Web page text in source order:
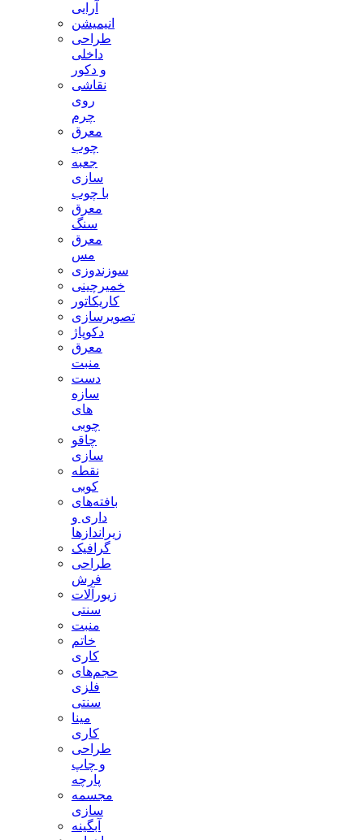
آرایی
انیمیشن
طراحی
داخلی
و دکور
نقاشی
روی
چرم
معرق
چوب
جعبه
سازی
با چوب
معرق
سنگ
معرق
مس
سوزندوزی
خمیرچینی
کاریکاتور
تصویرسازی
دکوپاژ
معرق
منبت
دست
سازه
های
چوبی
چاقو
سازی
نقطه
کوبی
بافته‌های
داری و
زیراندازها
گرافیک
طراحی
فرش
زیورآلات
سنتی
منبت
خاتم
کاری
حجم‌های
فلزی
سنتی
مینا
کاری
طراحی
و چاپ
پارچه
مجسمه
سازی
آبگینه